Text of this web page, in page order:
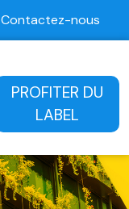
Contactez-nous
PROFITER DU
LABEL